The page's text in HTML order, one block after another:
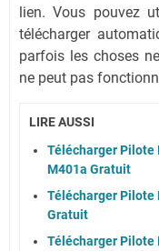
lien.Vous pouvez
télécharger
parfois les choses
ne peut pas
LIRE AUSSI
Télécharger Pilote
M401a Gratuit
Télécharger Pilote
Gratuit
Télécharger Pilote